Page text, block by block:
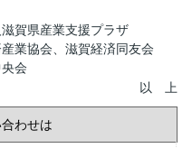
賀県産業支援プラザ
業協会、滋賀経済同友会
会
以 上
わせは